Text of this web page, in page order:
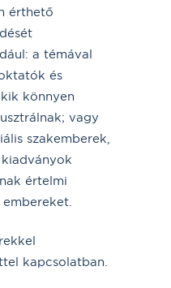
érthető
a témával
és
könnyen
vagy
szakemberek,
értelmi
kapcsolatban.